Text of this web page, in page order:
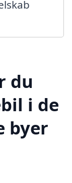
du
i de
byer